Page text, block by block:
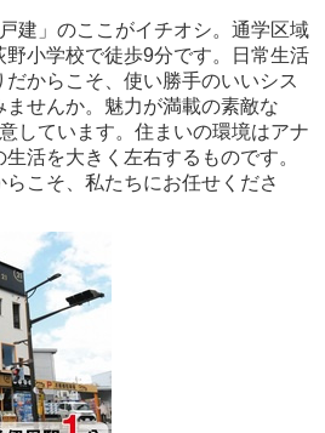
建」のここがイチオシ。通学区域
小学校で徒歩9分です。日常生活
からこそ、使い勝手のいいシス
せんか。魅力が満載の素敵な
しています。住まいの環境はアナ
活を大きく左右するものです。
こそ、私たちにお任せくださ